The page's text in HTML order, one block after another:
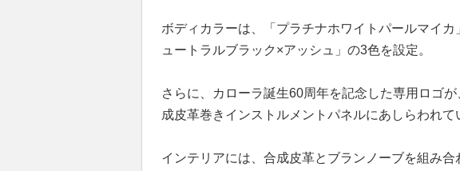
ボディカラーは、「プラチナホワイトパールマイ
ュートラルブラック×アッシュ」の3色を設定。
さらに、カローラ誕生60周年を記念した専用ロゴ
成皮革巻きインストルメントパネルにあしらわれて
インテリアには、合成皮革とブランノーブを組み